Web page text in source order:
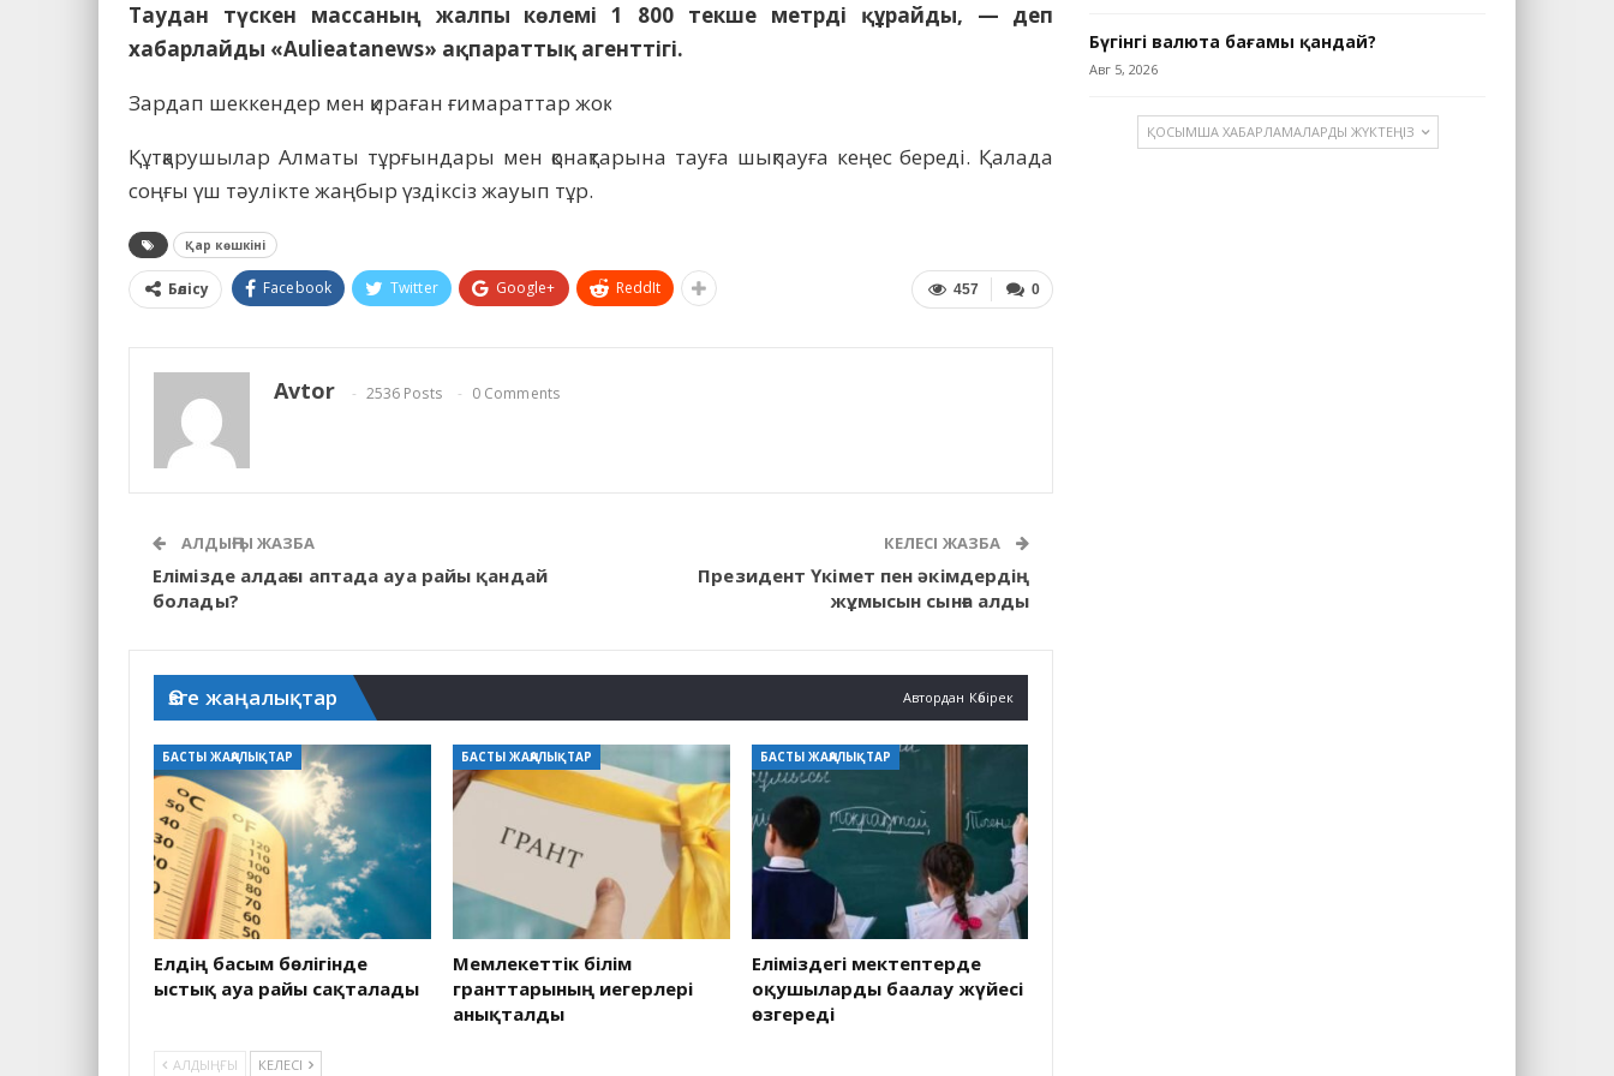
Таудан түскен массаның жалпы көлемі 1 800 текше метрді құрайды, — деп
хабарлайды «Aulieatanews» ақпараттық агенттігі.
Зардап шеккендер мен қираған ғимараттар жоқ.
Құтқарушылар Алматы тұрғындары мен қонақтарына тауға шықпауға кеңес береді. Қалада
соңғы үш тәулікте жаңбыр үздіксіз жауып тұр.
Қар көшкіні
0
457
Бөлісу Facebook Twitter Google+ ReddIt
Avtor 2536 Posts 0 Comments
АЛДЫҢҒЫ ЖАЗБА
Елімізде алдағы аптада ауа райы қандай
болады?
КЕЛЕСІ ЖАЗБА
Президент Үкімет пен әкімдердің
жұмысын сынға алды
Өзге жаңалықтар Автордан Көбірек
БАСТЫ ЖАҢАЛЫҚТАР
Елдің басым бөлігінде
ыстық ауа райы сақталады
БАСТЫ ЖАҢАЛЫҚТАР
Мемлекеттік білім
гранттарының иегерлері
анықталды
БАСТЫ ЖАҢАЛЫҚТАР
Еліміздегі мектептерде
оқушыларды бағалау жүйесі
өзгереді
АЛДЫҢҒЫ КЕЛЕСІ
Бүгінгі валюта бағамы қандай?
Авг 5, 2026
ҚОСЫМША ХАБАРЛАМАЛАРДЫ ЖҮКТЕҢІЗ